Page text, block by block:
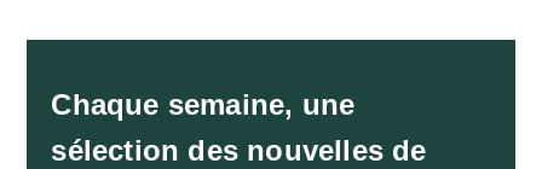
Chaque semaine, une
sélection des nouvelles de